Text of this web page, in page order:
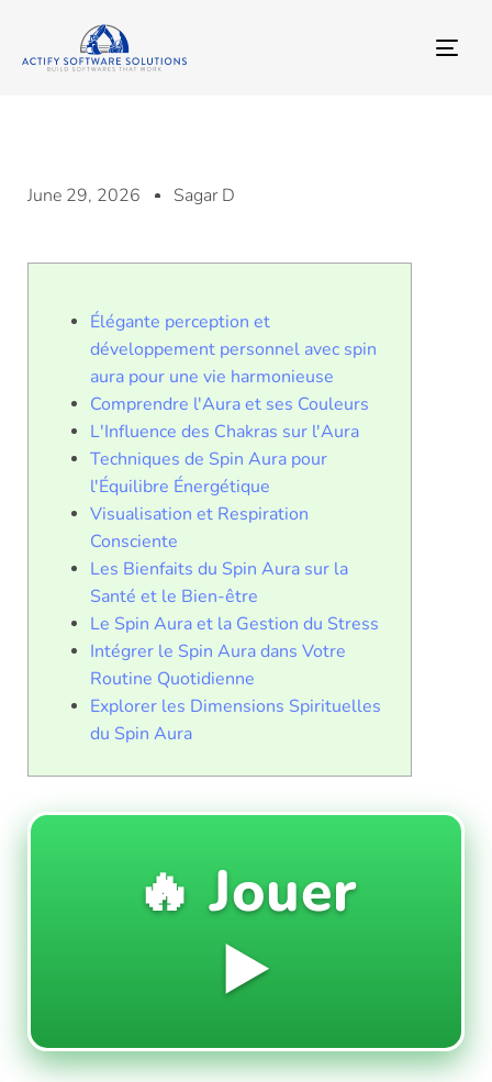
June 29, 2026 Sagar D
Élégante perception et
développement personnel avec spin
aura pour une vie harmonieuse
Comprendre l'Aura et ses Couleurs
L'Influence des Chakras sur l'Aura
Techniques de Spin Aura pour
l'Équilibre Énergétique
Visualisation et Respiration
Consciente
Les Bienfaits du Spin Aura sur la
Santé et le Bien-être
Le Spin Aura et la Gestion du Stress
Intégrer le Spin Aura dans Votre
Routine Quotidienne
Explorer les Dimensions Spirituelles
du Spin Aura
🔥 Jouer
▶️